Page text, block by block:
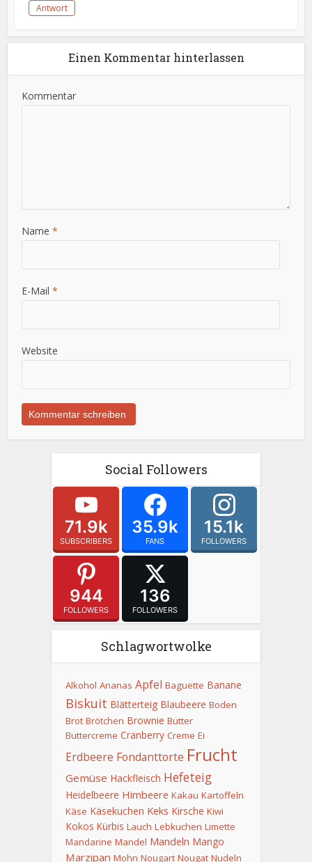
Antwort
Einen Kommentar hinterlassen
Kommentar
Name*
E-Mail*
Website
Social Followers
71.9k
SUBSCRIBERS
35.9k
FANS
15.1k
FOLLOWERS
944
FOLLOWERS
136
FOLLOWERS
Schlagwortwolke
Alkohol Ananas Apfel Baguette Banane
Biskuit Blätterteig Blaubeere Boden
Brot Brötchen Brownie Butter
Buttercreme Cranberry Creme Ei
Erdbeere Fondanttorte Frucht
Gemüse Hackfleisch Hefeteig
Heidelbeere Himbeere Kakau Kartoffeln
Käse Käsekuchen Keks Kirsche Kiwi
Kokos Kürbis Lauch Lebkuchen Limette
Mandarine Mandel Mandeln Mango
Marzipan Mohn Nougart Nougat Nudeln